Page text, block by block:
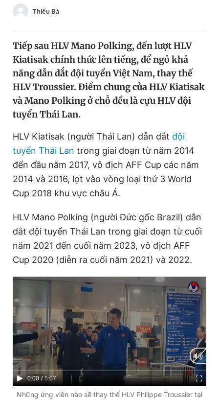
Chào ngày mới
Tin thị trường
Video Magazine
Sản phẩm khác
Thông tin tòa soạn Liên hệ quảng cáo
Đọc Thanh Niên trên điện thoại
Hotline
0906 645 777
Liên hệ quảng cáo
0908 780 404
Đặt báo Quảng cáo Tòa soạn Chính sách bảo
Tổng biên tập: Nguyễn Ngọc Toàn
Phó tổng biên tập thường trực: Hải Thành
Phó tổng biên tập: Lâm Hiếu Dũng
Phó tổng biên tập: Trần Việt Hưng
Thiếu Bá
Tiếp sau HLV Mano Polking, đến lượt HLV
Kiatisak chính thức lên tiếng, để ngỏ khả
năng dẫn dắt đội tuyển Việt Nam, thay thế
HLV Troussier. Điểm chung của HLV Kiatisak
và Mano Polking ở chỗ đều là cựu HLV đội
tuyển Thái Lan.
HLV Kiatisak (người Thái Lan) dẫn dắt đội
tuyển Thái Lan trong giai đoạn từ năm 2014
đến đầu năm 2017, vô địch AFF Cup các năm
2014 và 2016, lọt vào vòng loại thứ 3 World
Cup 2018 khu vực châu Á.
HLV Mano Polking (người Đức gốc Brazil) dẫn
dắt đội tuyển Thái Lan trong giai đoạn từ cuối
năm 2021 đến cuối năm 2023, vô địch AFF
Cup 2020 (diễn ra cuối năm 2021) và 2022.
C
u
0:00 / D
u
5:07
Những ứng viên nào sẽ thay thế HLV Philippe Troussier tại